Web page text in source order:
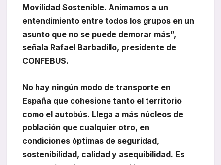
Movilidad Sostenible. Animamos a un
entendimiento entre todos los grupos en un
asunto que no se puede demorar más”,
señala Rafael Barbadillo, presidente de
CONFEBUS.
No hay ningún modo de transporte en
España que cohesione tanto el territorio
como el autobús. Llega a más núcleos de
población que cualquier otro, en
condiciones óptimas de seguridad,
sostenibilidad, calidad y asequibilidad. Es